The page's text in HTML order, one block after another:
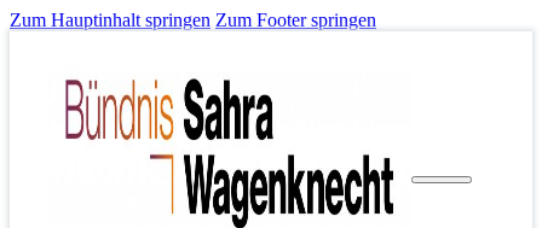
Zum Hauptinhalt springen Zum Footer springen